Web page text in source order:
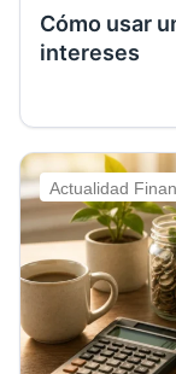
Cómo usar
intereses
Actualidad